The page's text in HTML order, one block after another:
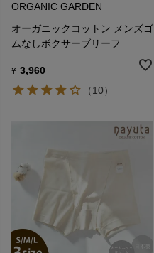
ORGANIC GARDEN
オーガニックコットン メンズゴ
ムなしボクサーブリーフ
¥ 3,960
（10）